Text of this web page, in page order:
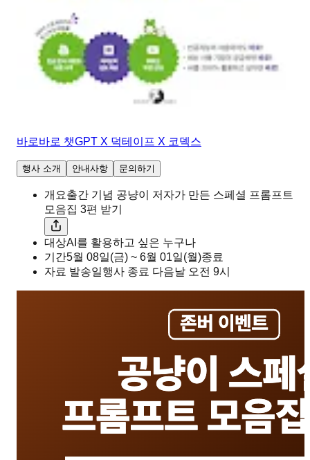
바로바로 챗GPT X 덕테이프 X 코덱스
행사 소개 안내사항 문의하기
개요출간 기념 공냥이 저자가 만든 스페셜 프롬프트
모음집 3편 받기
대상AI를 활용하고 싶은 누구나
기간5월 08일(금) ~ 6월 01일(월)종료
자료 발송일행사 종료 다음날 오전 9시